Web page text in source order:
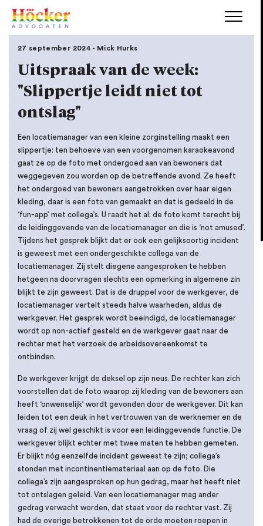
27 september 2024 - Mick Hurks
Uitspraak van de week:
"Slippertje leidt niet tot
ontslag"
Een locatiemanager van een kleine zorginstelling maakt een
slippertje: ten behoeve van een voorgenomen karaokeavond
gaat ze op de foto met ondergoed aan van bewoners dat
weggegeven zou worden op de betreffende avond. Ze heeft
het ondergoed van bewoners aangetrokken over haar eigen
kleding, daar is een foto van gemaakt en dat is gedeeld in de
‘fun-app’ met collega’s. U raadt het al: de foto komt terecht bij
de leidinggevende van de locatiemanager en die is ‘not amused’.
Tijdens het gesprek blijkt dat er ook een gelijksoortig incident
is geweest met een ondergeschikte collega van de
locatiemanager. Zij stelt diegene aangesproken te hebben
hetgeen na doorvragen slechts een opmerking in algemene zin
blijkt te zijn geweest. Dat is de druppel voor de werkgever, de
locatiemanager vertelt steeds halve waarheden, aldus de
werkgever. Het gesprek wordt beëindigd, de locatiemanager
wordt op non-actief gesteld en de werkgever gaat naar de
rechter met het verzoek de arbeidsovereenkomst te
ontbinden.
De werkgever krijgt de deksel op zijn neus. De rechter kan zich
voorstellen dat de foto waarop zij kleding van de bewoners aan
heeft ‘onwenselijk’ wordt gevonden door de werkgever. Dit kan
leiden tot een deuk in het vertrouwen van de werknemer en de
vraag of zij wel geschikt is voor een leidinggevende functie. De
werkgever blijkt echter met twee maten te hebben gemeten.
Er blijkt nóg eenzelfde incident geweest te zijn; collega’s
stonden met incontinentiemateriaal aan op de foto. Die
collega’s zijn aangesproken op hun gedrag, maar het heeft niet
tot ontslagen geleid. Van een locatiemanager mag ander
gedrag verwacht worden, dat staat voor de rechter vast. Zij
had de overige betrokkenen tot de orde moeten roepen in